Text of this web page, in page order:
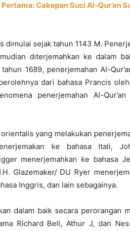
Cakepan Suci Al-Qur’an
sejak tahun 1143 M.
diterjemahkan ke dalam
1689, penerjemahan Al-
dari bahasa Prancis
penerjemahan Al-
yang melakukan
ke bahasa Itali,
menerjemahkan ke bahasa
Glazemaker/ DU Ryer
Inggris, dan lain sebagainya.
dalam baik secara perorangan
Richard Bell, Athur J, dan